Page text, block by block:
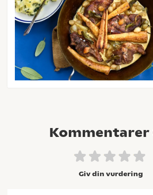
Kommentarer
Giv din vurdering